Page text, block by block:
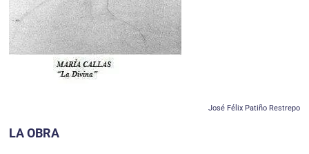
José Félix Patiño Restrepo
LA OBRA